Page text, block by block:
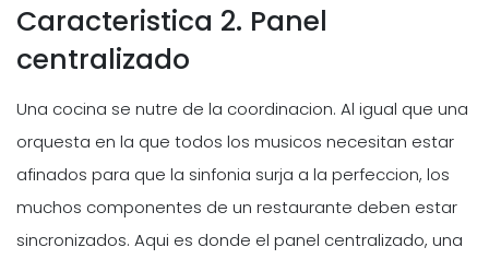
Caracteristica 2. Panel
centralizado
Una cocina se nutre de la coordinacion. Al igual que una
orquesta en la que todos los musicos necesitan estar
afinados para que la sinfonia surja a la perfeccion, los
muchos componentes de un restaurante deben estar
sincronizados. Aqui es donde el panel centralizado, una